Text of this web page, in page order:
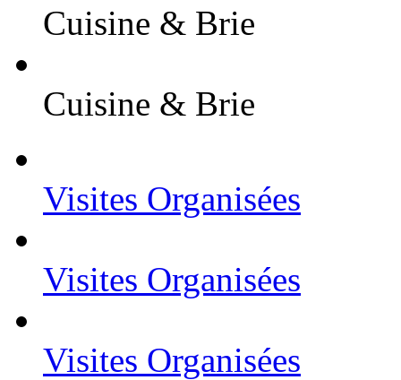
Cuisine & Brie
Cuisine & Brie
Visites Organisées
Visites Organisées
Visites Organisées